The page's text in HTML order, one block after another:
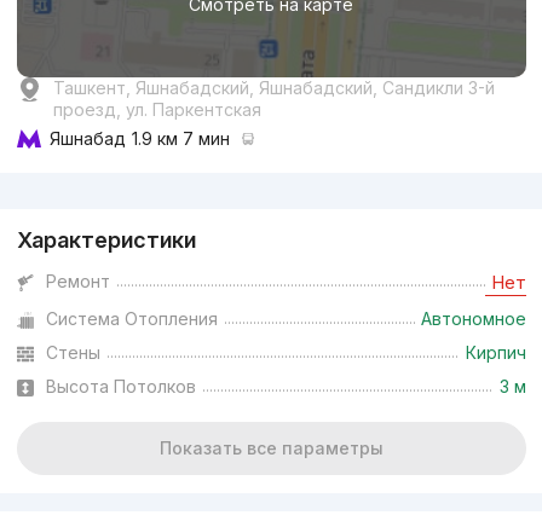
+998 (90) 176...
Смотреть на карте
Ташкент, Яшнабадский, Яшнабадский, Сандикли 3-й
проезд, ул. Паркентская
Яшнабад 1.9 км 7 мин
Характеристики
Ремонт Нет
Система Отопления
Автономное
Стены
Кирпич
Высота Потолков
3 м
Показать все параметры